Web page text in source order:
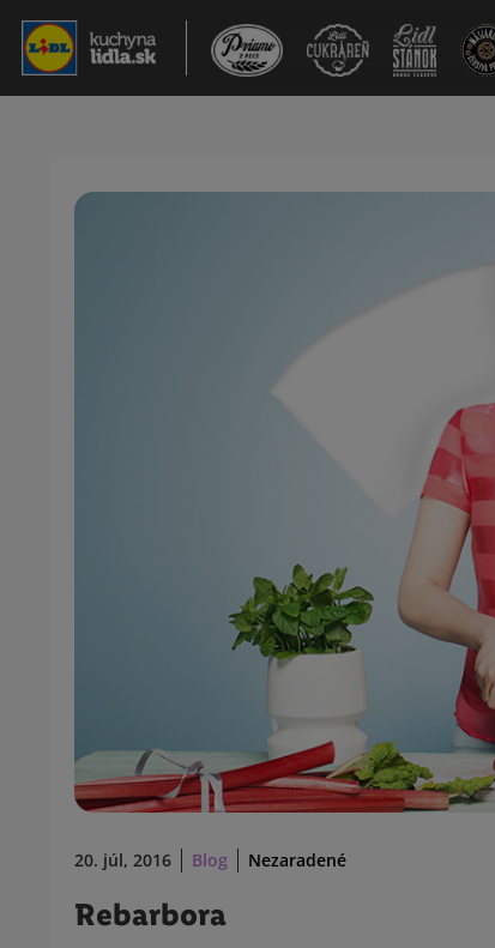
20. júl, 2016 Blog Nezaradené
Rebarbora